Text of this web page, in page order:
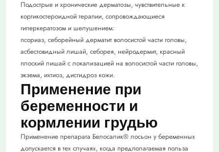
Подострые и хронические дерматозы, чувствительные к
кортикостероидной терапии, сопровождающиеся
гиперкератозом и шелушением:
псориаз, себорейный дерматит волосистой части головы,
асбестовидный лишай, себорея, нейродермит, красный
плоский лишай с локализацией на волосистой части головы,
экзема, ихтиоз, дисгидроз кожи.
Применение при
беременности и
кормлении грудью
Применение препарата Белосалик® лосьон у беременных
допускается в тех случаях, когда предполагаемая польза